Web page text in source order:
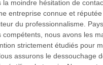
la moindre hésitation de
entreprise connue et
du professionnalisme.
compétents, nous avons les
strictement étudiés pour
assurons le dessouchage